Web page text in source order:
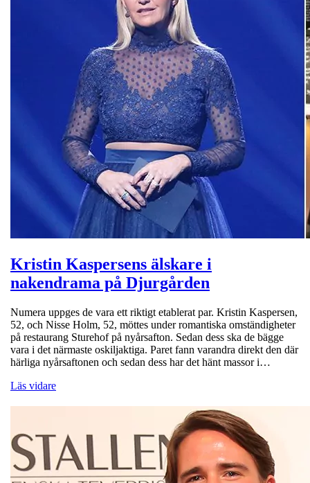
Kristin Kaspersens älskare i
nakendrama på Djurgården
Numera uppges de vara ett riktigt etablerat par. Kristin Kaspersen,
52, och Nisse Holm, 52, möttes under romantiska omständigheter
på restaurang Sturehof på nyårsafton. Sedan dess ska de bägge
vara i det närmaste oskiljaktiga. Paret fann varandra direkt den där
härliga nyårsaftonen och sedan dess har det hänt massor i…
Läs vidare